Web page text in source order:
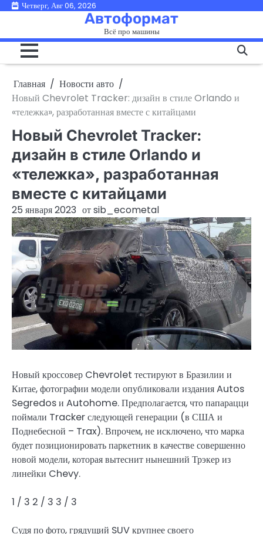
ПерейтиЧетверг, Авг 06, 2026
Автоформат
Всё про машины
Главная
Новости авто
Новый Chevrolet Tracker: дизайн в стиле Orlando и
«тележка», разработанная вместе с китайцами
Новый Chevrolet Tracker:
дизайн в стиле Orlando и
«тележка», разработанная
вместе с китайцами
25 января 2023 отsib_ecometal
Новый кроссовер Chevrolet тестируют в Бразилии и
Китае, фотографии модели опубликовали издания Autos
Segredos и Autohome. Предполагается, что папарацци
поймали Tracker следующей генерации (в США и
Поднебесной – Trax). Впрочем, не исключено, что марка
будет позиционировать паркетник в качестве совершенно
новой модели, которая вытеснит нынешний Трэкер из
линейки Chevy.
1 / 3 2 / 3 3 / 3
Судя по фото, грядущий SUV крупнее своего